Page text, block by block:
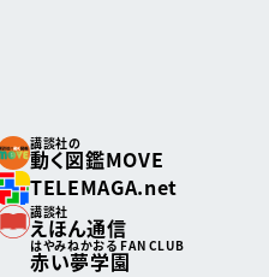
講談社の
動く図鑑MOVE
TELEMAGA.net
講談社
えほん通信
はやみねかおる FAN CLUB
赤い夢学園